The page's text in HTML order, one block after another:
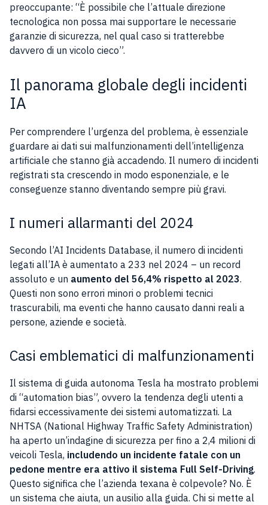
preoccupante: “È possibile che l’attuale direzione
tecnologica non possa mai supportare le necessarie
garanzie di sicurezza, nel qual caso si tratterebbe
davvero di un vicolo cieco”.
Il panorama globale degli incidenti
IA
Per comprendere l’urgenza del problema, è essenziale
guardare ai dati sui malfunzionamenti dell’intelligenza
artificiale che stanno già accadendo. Il numero di incidenti
registrati sta crescendo in modo esponenziale, e le
conseguenze stanno diventando sempre più gravi.
I numeri allarmanti del 2024
Secondo l’AI Incidents Database, il numero di incidenti
legati all’IA è aumentato a 233 nel 2024 – un record
assoluto e un aumento del 56,4% rispetto al 2023.
Questi non sono errori minori o problemi tecnici
trascurabili, ma eventi che hanno causato danni reali a
persone, aziende e società.
Casi emblematici di malfunzionamenti
Il sistema di guida autonoma Tesla ha mostrato problemi
di “automation bias”, ovvero la tendenza degli utenti a
fidarsi eccessivamente dei sistemi automatizzati. La
NHTSA (National Highway Traffic Safety Administration)
ha aperto un’indagine di sicurezza per fino a 2,4 milioni di
veicoli Tesla, includendo un incidente fatale con un
pedone mentre era attivo il sistema Full Self-Driving.
Questo significa che l’azienda texana è colpevole? No. È
un sistema che aiuta, un ausilio alla guida. Chi si mette al